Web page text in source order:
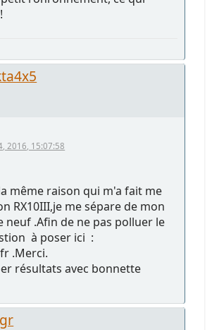
2016, 15:07:58
même raison qui m'a fait me
RX10III,je me sépare de mon
neuf .Afin de ne pas polluer le
à poser ici :
.Merci.
résultats avec bonnette